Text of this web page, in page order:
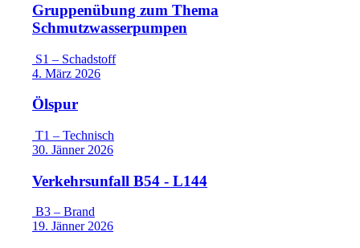
Gruppenübung zum Thema
Schmutzwasserpumpen
S1 – Schadstoff
4. März 2026
Ölspur
T1 – Technisch
30. Jänner 2026
Verkehrsunfall B54 - L144
B3 – Brand
19. Jänner 2026